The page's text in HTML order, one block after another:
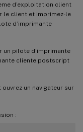
d’exploitation client
le client et imprimez-le
d’imprimante
un pilote d’imprimante
cliente postscript
un navigateur sur
: